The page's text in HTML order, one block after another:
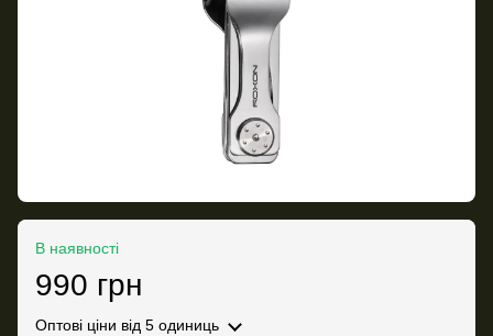
В наявності
990 грн
Оптові ціни від 5 одиниць